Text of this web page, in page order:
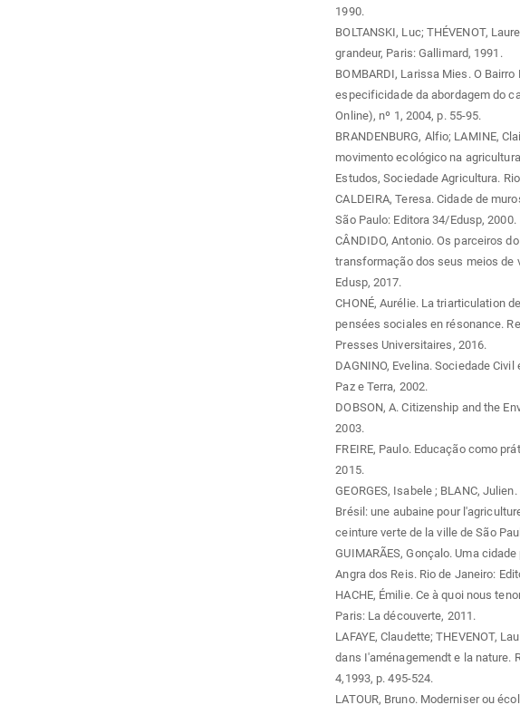
1990.
BOLTANSKI, Luc; THÉVENOT,
grandeur, Paris: Gallimard, 1991.
BOMBARDI, Larissa Mies. O
especificidade da abordagem do
Online), nº 1, 2004, p. 55-95.
BRANDENBURG, Alfio; LAMINE,
movimento ecológico na
Estudos, Sociedade Agricultura.
CALDEIRA, Teresa. Cidade de
São Paulo: Editora 34/Edusp, 2000.
CÂNDIDO, Antonio. Os parceiros
transformação dos seus meios de
Edusp, 2017.
CHONÉ, Aurélie. La triarticulation
pensées sociales en résonance.
Presses Universitaires, 2016.
DAGNINO, Evelina. Sociedade
Paz e Terra, 2002.
DOBSON, A. Citizenship and the
2003.
FREIRE, Paulo. Educação como
2015.
GEORGES, Isabele ; BLANC,
Brésil: une aubaine pour
ceinture verte de la ville de São
GUIMARÃES, Gonçalo. Uma
Angra dos Reis. Rio de Janeiro:
HACHE, Émilie. Ce à quoi nous
Paris: La découverte, 2011.
LAFAYE, Claudette; THEVENOT,
dans I'aménagemendt e la nature.
4,1993, p. 495-524.
LATOUR, Bruno. Moderniser ou